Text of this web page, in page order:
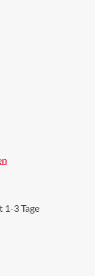
1-3 Tage